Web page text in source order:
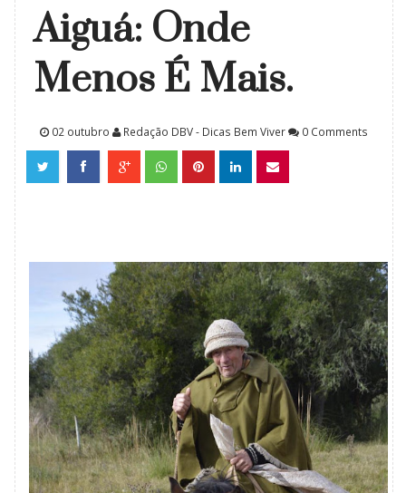
Aiguá: Onde
Menos É Mais.
02 outubro Redação DBV - Dicas Bem Viver 0 Comments